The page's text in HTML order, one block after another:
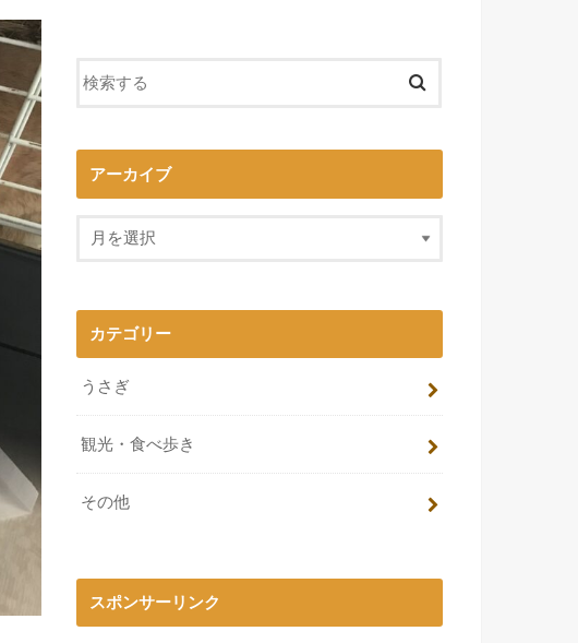
アーカイブ
カテゴリー
うさぎ
観光・食べ歩き
その他
スポンサーリンク